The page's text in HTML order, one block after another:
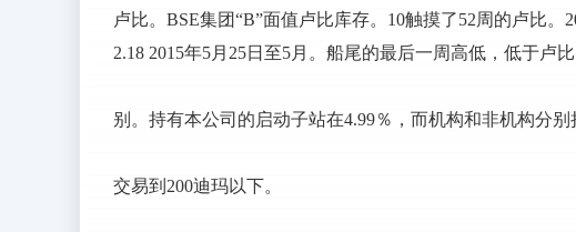
卢比。BSE集团“B”面值卢比库存。10触摸了52周的卢比。
2.18 2015年5月25日至5月。船尾的最后一周高低，低于卢
别。持有本公司的启动子站在4.99％，而机构和非机构分别
交易到200迪玛以下。